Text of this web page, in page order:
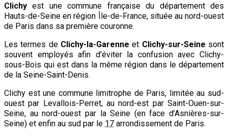
Clichy est une commune française du département des
Hauts-de-Seine en région Île-de-France, située au nord-ouest
de Paris dans sa première couronne.
Les termes de Clichy-la-Garenne et Clichy-sur-Seine sont
souvent employés afin d'éviter la confusion avec Clichy-
sous-Bois qui est dans la même région dans le département
de la Seine-Saint-Denis.
Clichy est une commune limitrophe de Paris, limitée au sud-
ouest par Levallois-Perret, au nord-est par Saint-Ouen-sur-
Seine, au nord-ouest par la Seine (en face d’Asnières-sur-
Seine) et enfin au sud par le 17 arrondissement de Paris.